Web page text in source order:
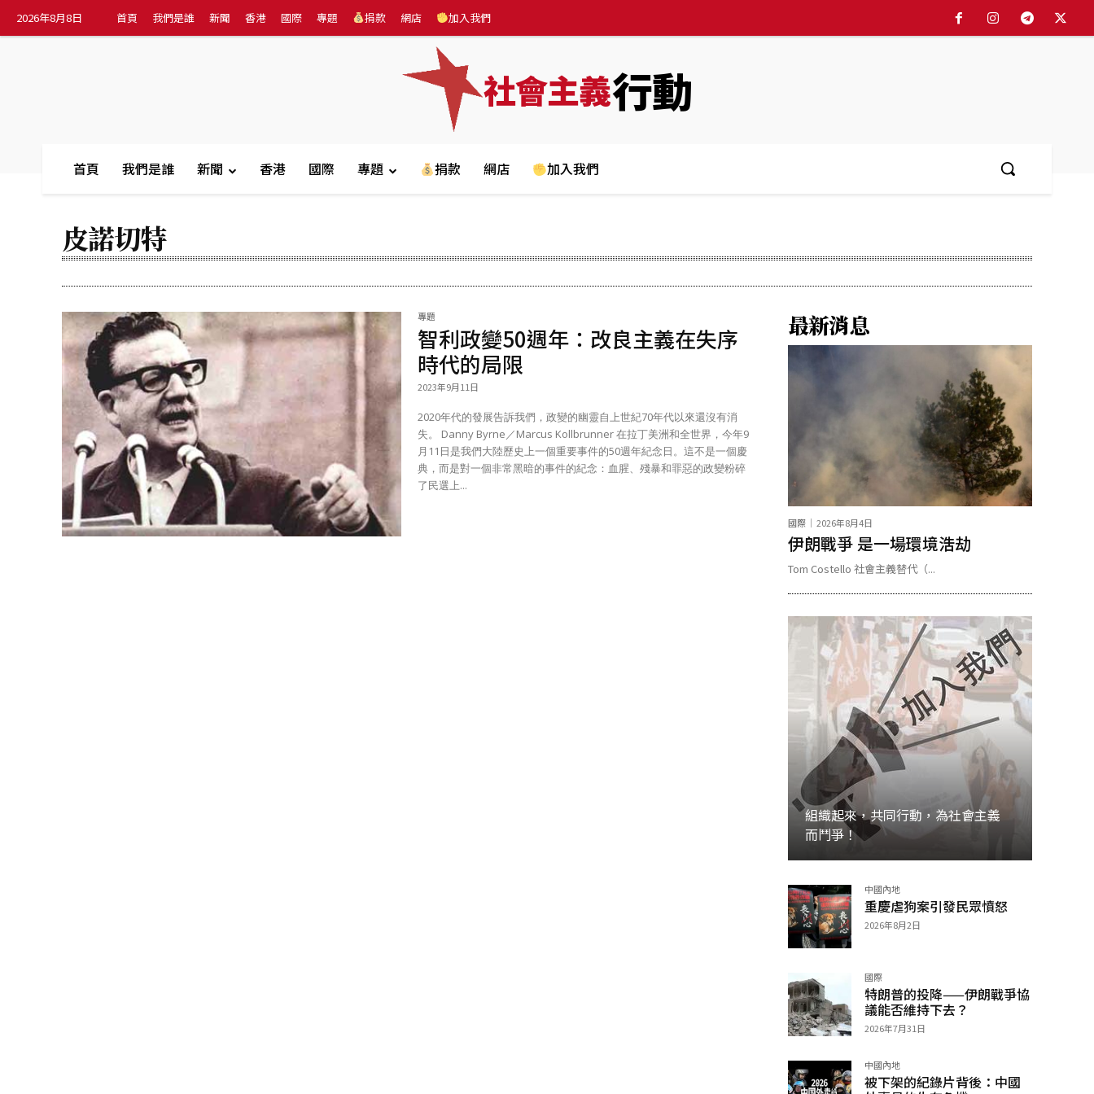
2026年8月8日 首頁 我們是誰 新聞 香港 國際 專題 捐款 網店 加入我們
社會主義行動
首頁 我們是誰 新聞 香港 國際 專題 捐款 網店 加入我們
皮諾切特
專題
智利政變50週年：改良主義在失序
時代的局限
2023年9月11日
2020年代的發展告訴我們，政變的幽靈自上世紀70年代以來還沒有消
失。 Danny Byrne／Marcus Kollbrunner 在拉丁美洲和全世界，今年9
月11日是我們大陸歷史上一個重要事件的50週年紀念日。這不是一個慶
典，而是對一個非常黑暗的事件的紀念：血腥、殘暴和罪惡的政變粉碎
了民選上...
最新消息
國際 2026年8月4日
伊朗戰爭 是一場環境浩劫
Tom Costello 社會主義替代（...
組織起來，共同行動，為社會主義
而鬥爭！
加入 中國內地
重慶虐狗案引發民眾憤怒
2026年8月2日
國際
特朗普的投降——伊朗戰爭協
議能否維持下去？
2026年7月31日
中國內地
被下架的紀錄片背後：中國